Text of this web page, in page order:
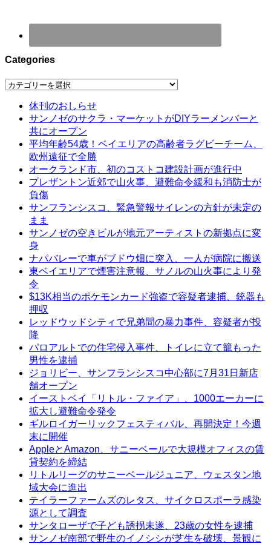
Categories
Categories
休刊のおしらせ
サンノゼのサクラ・マーケットがDIYラーメンバーと
共にオープン
平均年齢54歳！ベイエリアの高齢者ラグビーチーム、
欧州遠征で全勝
オークランド市、初のコストコ建設計画が進行中
プレザントン近郊で山火事、避難命令緩和も消防士が
負傷
サンフランシスコ、緊急警報サイレンの方針が未定の
まま
サンノゼの空きビルが地元アーティストの新拠点に変
身
ナパバレーで車がブドウ畑に突入、一人が病院に搬送
東ベイエリアで煙害注意報、サノルの山火事により発
令
$13K相当のポケモンカード強盗で容疑者逮捕、銃器も
押収
レッドウッドシティで兄弟間の暴力事件、容疑者が投
降
パロアルトでの住宅侵入事件、トイレに立て籠もった
男性を逮捕
ジョリビー、サンフランシスコ中心部に7月31日新店
舗オープン
イーストベイ「リトル・ファイア」、1000エーカーに
拡大し避難命令発令
ギルロイガーリックフェスティバル、再開決定！今週
末に開催
AppleとAmazon、サニーベールで大規模オフィスの賃
貸契約を締結
リトルリーグのサニーベールジュニア、ウェスタン地
域大会に進出
テイラーファームズのレタス、サイクロスポーラ感染
源として調査
サンタローザで子ども誘拐未遂、23歳の女性を逮捕
サンノゼ南部で野生のイノシシが芝生を破壊、景観に